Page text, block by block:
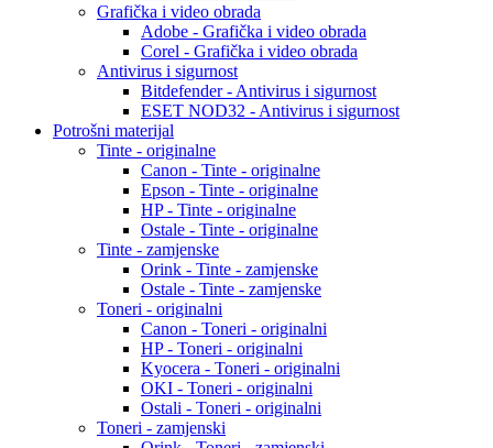
Grafička i video obrada
Adobe - Grafička i video obrada
Corel - Grafička i video obrada
Antivirus i sigurnost
Bitdefender - Antivirus i sigurnost
ESET NOD32 - Antivirus i sigurnost
Potrošni materijal
Tinte - originalne
Canon - Tinte - originalne
Epson - Tinte - originalne
HP - Tinte - originalne
Ostale - Tinte - originalne
Tinte - zamjenske
Orink - Tinte - zamjenske
Ostale - Tinte - zamjenske
Toneri - originalni
Canon - Toneri - originalni
HP - Toneri - originalni
Kyocera - Toneri - originalni
OKI - Toneri - originalni
Ostali - Toneri - originalni
Toneri - zamjenski